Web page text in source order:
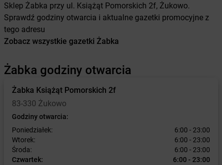
Sklep Żabka przy ul. Książąt Pomorskich 2f, Żukowo.
Sprawdź godziny otwarcia i aktualne gazetki promocyjne z
tego adresu
Zobacz wszystkie gazetki Żabka
Żabka godziny otwarcia
Żabka Książąt Pomorskich 2f
83-330 Żukowo
Godziny otwarcia:
Poniedziałek:
6:00 - 23:00
Wtorek:
6:00 - 23:00
Środa:
6:00 - 23:00
Czwartek:
6:00 - 23:00